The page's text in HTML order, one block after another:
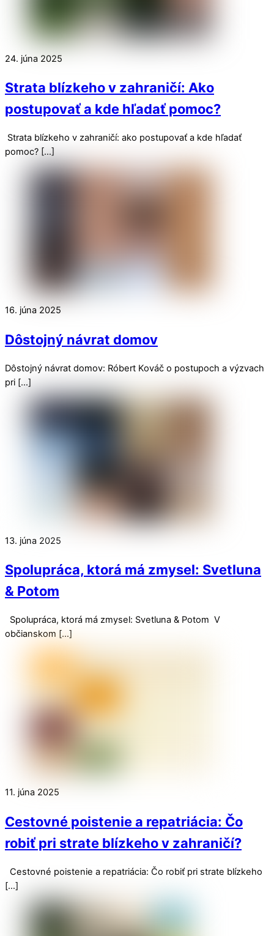
24. júna 2025
Strata blízkeho v zahraničí: Ako
postupovať a kde hľadať pomoc?
Strata blízkeho v zahraničí: ako postupovať a kde hľadať
pomoc? […]
16. júna 2025
Dôstojný návrat domov
Dôstojný návrat domov: Róbert Kováč o postupoch a výzvach
pri […]
13. júna 2025
Spolupráca, ktorá má zmysel: Svetluna
& Potom
Spolupráca, ktorá má zmysel: Svetluna & Potom V
občianskom […]
11. júna 2025
Cestovné poistenie a repatriácia: Čo
robiť pri strate blízkeho v zahraničí?
Cestovné poistenie a repatriácia: Čo robiť pri strate blízkeho
[…]